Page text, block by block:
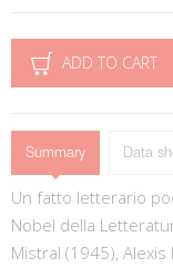
ADD TO CART
Summary Data
Un fatto letterario
Nobel della
Mistral (1945), Alexis